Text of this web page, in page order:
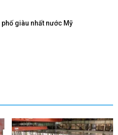
phố giàu nhất nước Mỹ